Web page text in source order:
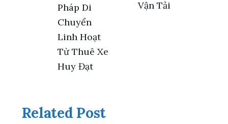
viết
Pháp Di
Chuyển
Linh Hoạt
Từ Thuê Xe
Huy Đạt
Vận Tải
Related Post